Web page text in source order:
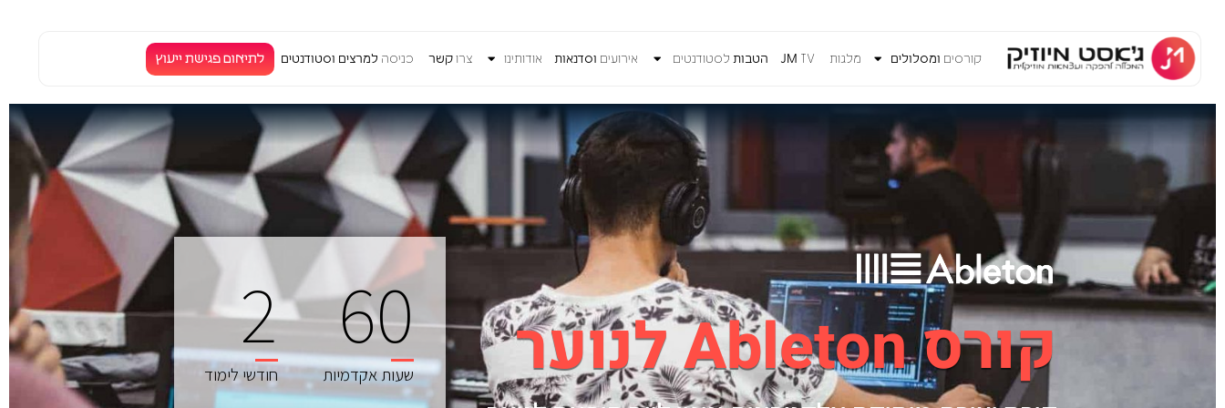
קורסים ומסלולים מלגות JM הטבות לסטודנטים אירועים וסדנאות אודותינו צרוקשר כניסה למרצים וסטודנטים לתיאום פגישת ייעוץ
קורס Ableton לנוער 60
שעות אקדמיות
2
חודשי לימוד